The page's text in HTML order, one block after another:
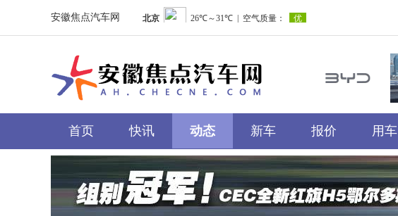
安徽焦点汽车网
首页 快讯 动态 新车 报价 用车